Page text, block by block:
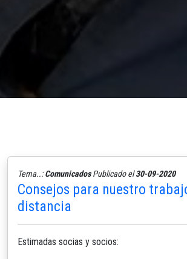
Tema..:ComunicadosPublicado el30-09-2020
Consejos para nuestro
distancia
Estimadas socias y socios: